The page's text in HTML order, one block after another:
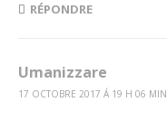
RÉPONDRE
Umanizzare
17 OCTOBRE 2017 Á 19 H 06 MIN